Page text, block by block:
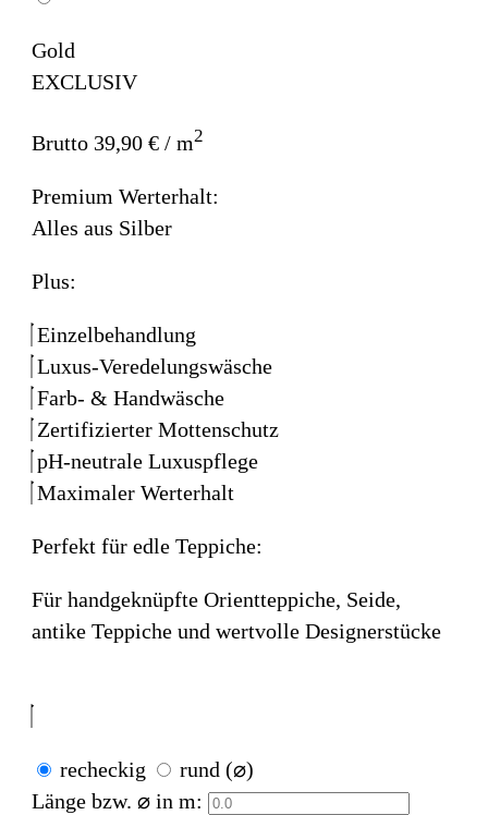
Gold
EXCLUSIV
Brutto 39,90 € / m2
Premium Werterhalt:
Alles aus Silber
Plus:
Einzelbehandlung
Luxus-Veredelungswäsche
Farb- & Handwäsche
Zertifizierter Mottenschutz
pH-neutrale Luxuspflege
Maximaler Werterhalt
Perfekt für edle Teppiche:
Für handgeknüpfte Orientteppiche, Seide,
antike Teppiche und wertvolle Designerstücke
recheckig
rund (⌀)
Länge bzw. ⌀ in m: